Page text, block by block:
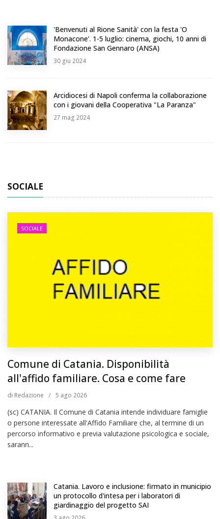
'Benvenuti al Rione Sanità' con la festa 'O
Monacone'. 1-5 luglio: cinema, giochi, 10 anni di
Fondazione San Gennaro (ANSA)
30 giu 2024
Arcidiocesi di Napoli conferma la collaborazione
con i giovani della Cooperativa "La Paranza"
27 mag 2024
SOCIALE
SOCIALE
Comune di Catania. Disponibilità
all'affido familiare. Cosa e come fare
di Redazione / 5 ago 2026
(sc) CATANIA. Il Comune di Catania intende individuare famiglie
o persone interessate all'Affido Familiare che, al termine di un
percorso informativo e previa valutazione psicologica e sociale,
sarann...
Catania. Lavoro e inclusione: firmato in municipio
un protocollo d'intesa per i laboratori di
giardinaggio del progetto SAI